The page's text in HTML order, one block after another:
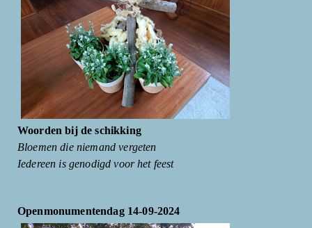
Woorden bij de schikking
Bloemen die niemand vergeten
Iedereen is genodigd voor het feest
Openmonumentendag 14-09-2024